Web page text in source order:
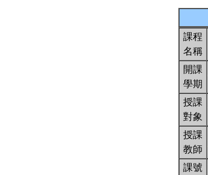
課程
名稱
開課
學期
授課
對象
授課
教師
課號